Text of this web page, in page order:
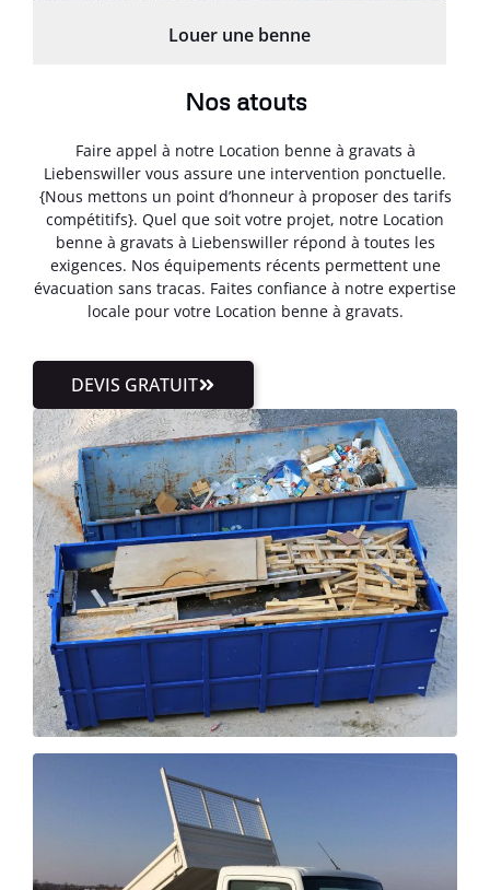
Louer une benne
Nos atouts
Faire appel à notre Location benne à gravats à
Liebenswiller vous assure une intervention ponctuelle.
{Nous mettons un point d’honneur à proposer des tarifs
compétitifs}. Quel que soit votre projet, notre Location
benne à gravats à Liebenswiller répond à toutes les
exigences. Nos équipements récents permettent une
évacuation sans tracas. Faites confiance à notre expertise
locale pour votre Location benne à gravats.
DEVIS GRATUIT